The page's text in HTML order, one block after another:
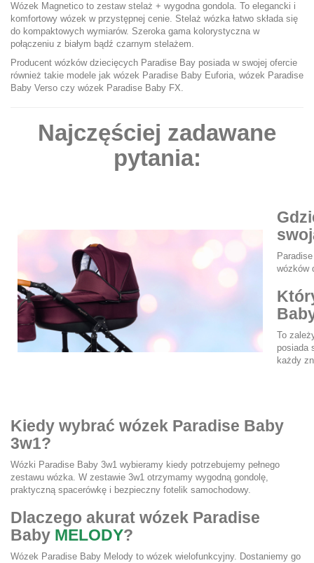
Wózek Magnetico to zestaw stelaż + wygodna gondola. To elegancki i
komfortowy wózek w przystępnej cenie. Stelaż wózka łatwo składa się
do kompaktowych wymiarów. Szeroka gama kolorystyczna w
połączeniu z białym bądź czarnym stelażem.
Producent wózków dziecięcych Paradise Bay posiada w swojej ofercie
również takie modele jak wózek Paradise Baby Euforia, wózek Paradise
Baby Verso czy wózek Paradise Baby FX.
Najczęściej zadawane
pytania:
wózków
To
posiada
każdy
Kiedy wybrać wózek Paradise Baby
3w1?
Wózki Paradise Baby 3w1 wybieramy kiedy potrzebujemy pełnego
zestawu wózka. W zestawie 3w1 otrzymamy wygodną gondolę,
praktyczną spacerówkę i bezpieczny fotelik samochodowy.
Dlaczego akurat wózek Paradise
Baby MELODY?
Wózek Paradise Baby Melody to wózek wielofunkcyjny. Dostaniemy go